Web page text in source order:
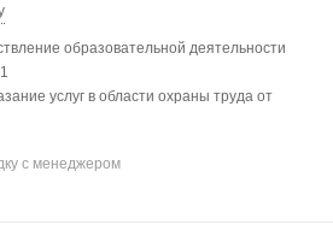
образовательной деятельности
услуг в области охраны труда от
с менеджером